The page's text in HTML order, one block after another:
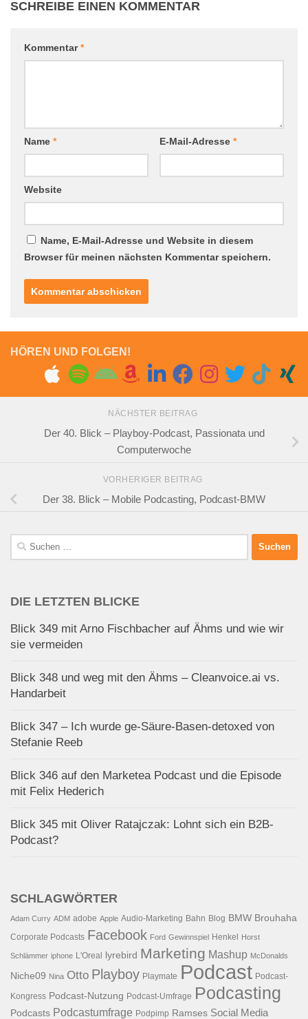
SCHREIBE EINEN KOMMENTAR
Kommentar*
Name * E-Mail-Adresse *
Website
Name, E-Mail-Adresse und Website in diesem
Browser für meinen nächsten Kommentar speichern.
HÖREN UND FOLGEN!
NÄCHSTER BEITRAG
Der 40. Blick – Playboy-Podcast, Passionata und
Computerwoche
VORHERIGER BEITRAG
Der 38. Blick – Mobile Podcasting, Podcast-BMW
Suchen
nach:
DIE LETZTEN BLICKE
Blick 349 mit Arno Fischbacher auf Ähms und wie wir
sie vermeiden
Blick 348 und weg mit den Ähms – Cleanvoice.ai vs.
Handarbeit
Blick 347 – Ich wurde ge-Säure-Basen-detoxed von
Stefanie Reeb
Blick 346 auf den Marketea Podcast und die Episode
mit Felix Hederich
Blick 345 mit Oliver Ratajczak: Lohnt sich ein B2B-
Podcast?
SCHLAGWÖRTER
Adam Curry ADM adobe Apple Audio-Marketing Bahn Blog BMW Brouhaha
Corporate Podcasts Facebook Ford Gewinnspiel Henkel Horst
Schlämmer iphone L'Oreal lyrebird Marketing Mashup McDonalds
Niche09 Nina Otto Playboy Playmate Podcast Podcast-
Kongress Podcast-Nutzung Podcast-Umfrage Podcasting
Podcasts Podcastumfrage Podpimp Ramses Social Media